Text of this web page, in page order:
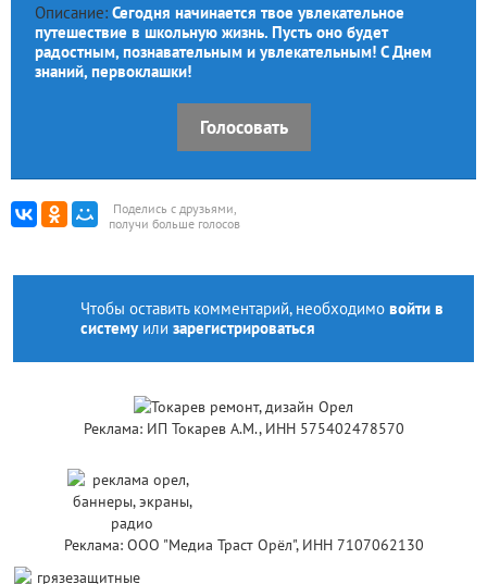
Описание: Сегодня начинается твое увлекательное
путешествие в школьную жизнь. Пусть оно будет
радостным, познавательным и увлекательным! С Днем
знаний, первоклашки!
Голосовать
Поделись с друзьями,
получи больше голосов
Чтобы оставить комментарий, необходимо войти в
системуили зарегистрироваться
Реклама: ИП Токарев А.М., ИНН 575402478570
Реклама: ООО "Медиа Траст Орёл", ИНН 7107062130